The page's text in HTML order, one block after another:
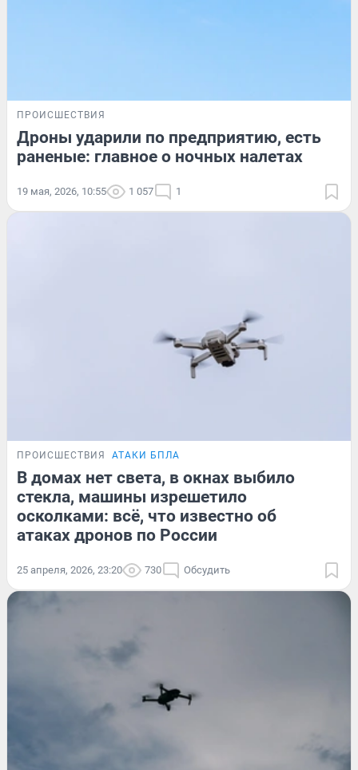
ПРОИСШЕСТВИЯ
Дроны ударили по предприятию, есть
раненые: главное о ночных налетах
19 мая, 2026, 10:55 1 057 1
ПРОИСШЕСТВИЯ АТАКИ БПЛА
В домах нет света, в окнах выбило
стекла, машины изрешетило
осколками: всё, что известно об
атаках дронов по России
25 апреля, 2026, 23:20 730 Обсудить